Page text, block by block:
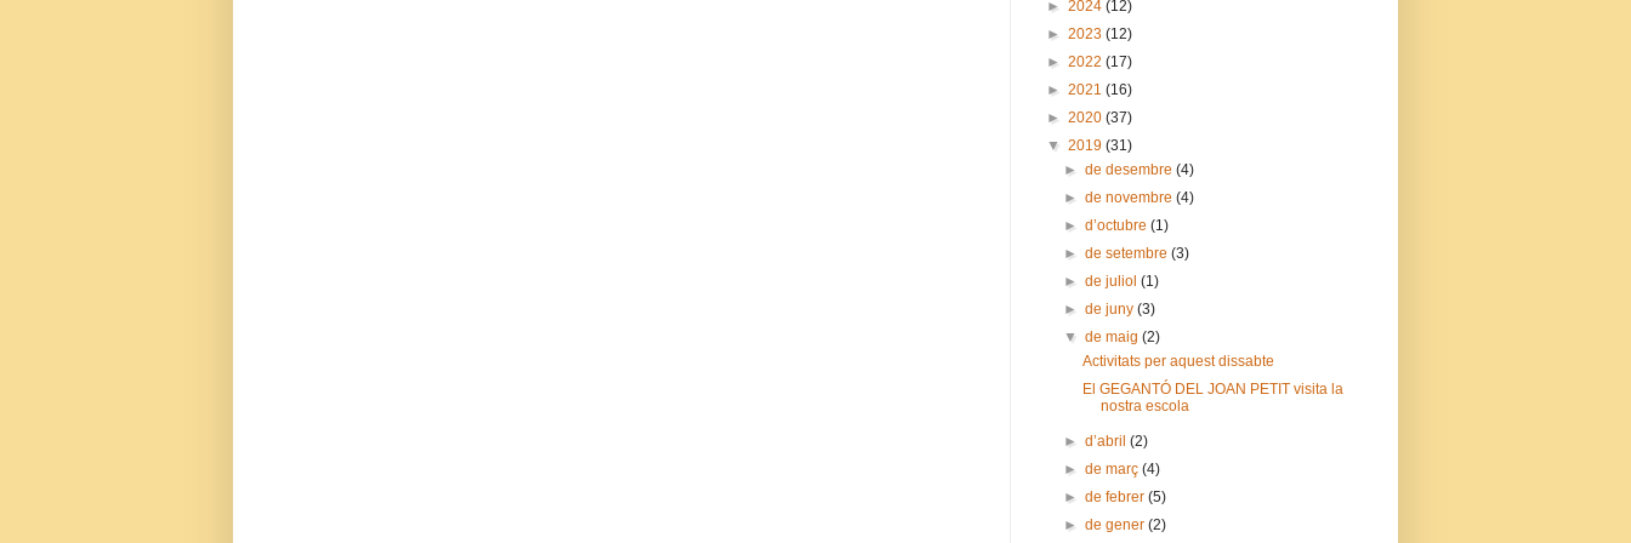
► 2024 (12)
► 2023 (12)
► 2022 (17)
► 2021 (16)
► 2020 (37)
▼ 2019 (31)
►de desembre(4)
►de novembre(4)
►d’octubre(1)
►de setembre(3)
►de juliol(1)
►de juny(3)
▼de maig(2)
Activitats per aquest dissabte
El GEGANTÓ DEL JOAN PETIT visita la
nostra escola
►d’abril(2)
►de març(4)
►de febrer(5)
►de gener(2)